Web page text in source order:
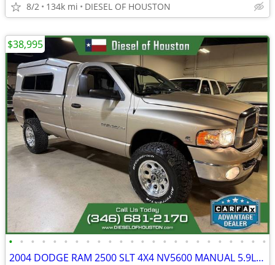
8/2 134k mi DIESEL OF HOUSTON
• • • • • • • • • • • • • • • • • • • • • • • •
2004 DODGE RAM 2500 SLT 4X4 NV5600 MANUAL 5.9L CUMMINS DIESEL
$38,995